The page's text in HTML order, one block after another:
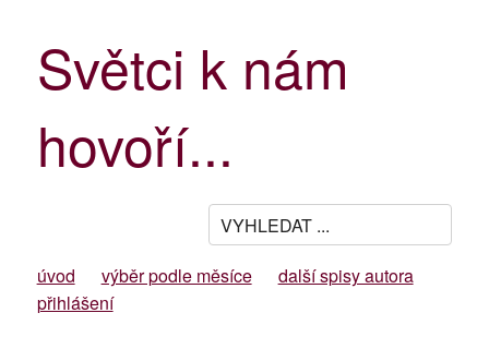
Světci k nám
hovoří...
úvod výběr podle měsíce
další spisy autora
přihlášení